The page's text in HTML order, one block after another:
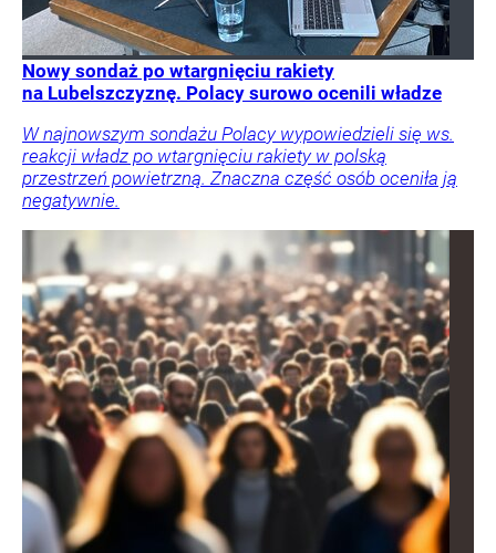
Nowy sondaż po wtargnięciu rakiety
na Lubelszczyznę. Polacy surowo ocenili władze
W najnowszym sondażu Polacy wypowiedzieli się ws.
reakcji władz po wtargnięciu rakiety w polską
przestrzeń powietrzną. Znaczna część osób oceniła ją
negatywnie.